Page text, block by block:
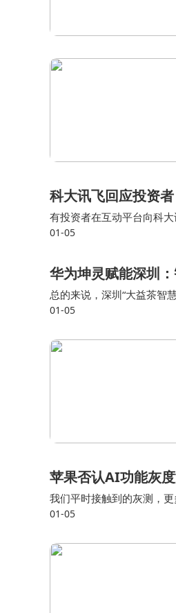
科大讯飞回应投资
有投资者在互动平台向科
求？”针对上述提问，科大
01-05
华为坤灵赋能深圳
总的来说，深圳“大益茶智
塑；而华为坤灵“4+10+N”
01-05
苹果否认AI功能灰
我们平时接触到的灰测，
一向是通过Beta 版本来测
01-05